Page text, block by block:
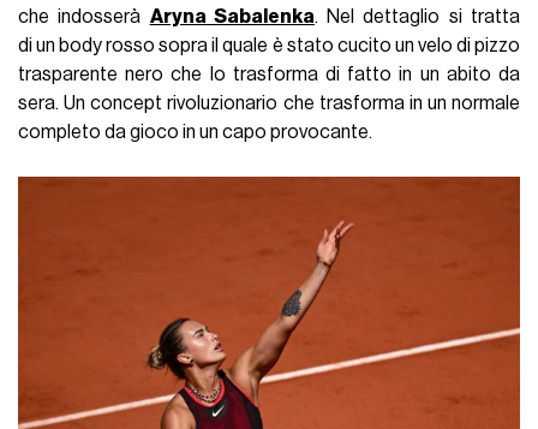
che indosserà Aryna Sabalenka. Nel dettaglio si tratta
di un body rosso sopra il quale è stato cucito un velo di pizzo
trasparente nero che lo trasforma di fatto in un abito da
sera. Un concept rivoluzionario che trasforma in un normale
completo da gioco in un capo provocante.